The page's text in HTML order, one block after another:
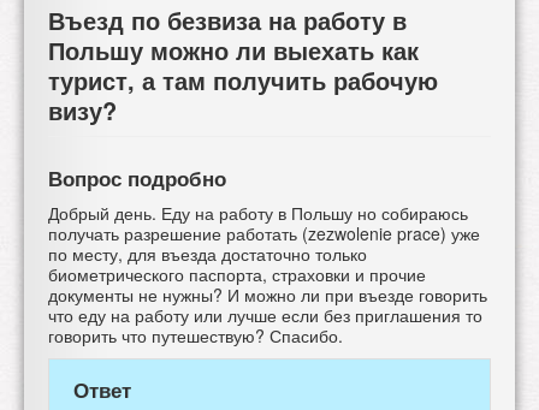
Въезд по безвиза на работу в
Польшу можно ли выехать как
турист, а там получить рабочую
визу?
Вопрос подробно
Добрый день. Еду на работу в Польшу но собираюсь
получать разрешение работать (zezwolenie prace) уже
по месту, для въезда достаточно только
биометрического паспорта, страховки и прочие
документы не нужны? И можно ли при въезде говорить
что еду на работу или лучше если без приглашения то
говорить что путешествую? Спасибо.
Ответ